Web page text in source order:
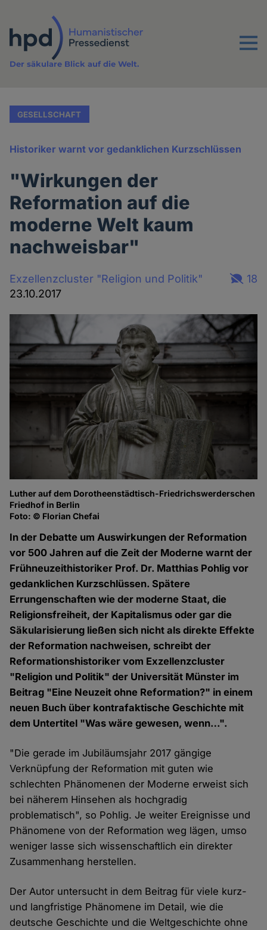
Inhalt
Menu
Der säkulare Blick auf die Welt.
GESELLSCHAFT
Historiker warnt vor gedanklichen Kurzschlüssen
"Wirkungen der
Reformation auf die
moderne Welt kaum
nachweisbar"
Exzellenzcluster "Religion und Politik"
23.10.2017
18
Luther auf dem Dorotheenstädtisch-Friedrichswerderschen
Friedhof in Berlin
Foto: © Florian Chefai
In der Debatte um Auswirkungen der Reformation
vor 500 Jahren auf die Zeit der Moderne warnt der
Frühneuzeithistoriker Prof. Dr. Matthias Pohlig vor
gedanklichen Kurzschlüssen. Spätere
Errungenschaften wie der moderne Staat, die
Religionsfreiheit, der Kapitalismus oder gar die
Säkularisierung ließen sich nicht als direkte Effekte
der Reformation nachweisen, schreibt der
Reformationshistoriker vom Exzellenzcluster
"Religion und Politik" der Universität Münster im
Beitrag "Eine Neuzeit ohne Reformation?" in einem
neuen Buch über kontrafaktische Geschichte mit
dem Untertitel "Was wäre gewesen, wenn…".
"Die gerade im Jubiläumsjahr 2017 gängige
Verknüpfung der Reformation mit guten wie
schlechten Phänomenen der Moderne erweist sich
bei näherem Hinsehen als hochgradig
problematisch", so Pohlig. Je weiter Ereignisse und
Phänomene von der Reformation weg lägen, umso
weniger lasse sich wissenschaftlich ein direkter
Zusammenhang herstellen.
Der Autor untersucht in dem Beitrag für viele kurz-
und langfristige Phänomene im Detail, wie die
deutsche Geschichte und die Weltgeschichte ohne